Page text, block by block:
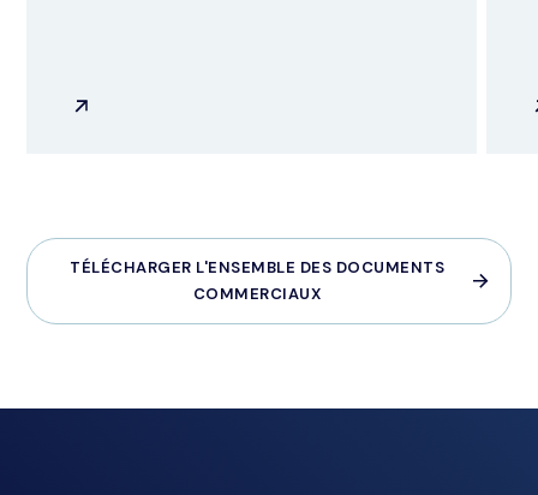
TÉLÉCHARGER L'ENSEMBLE DES DOCUMENTS
COMMERCIAUX